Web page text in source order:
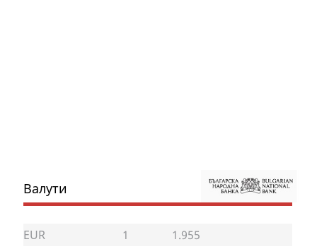
Валути
EUR 1
1.955